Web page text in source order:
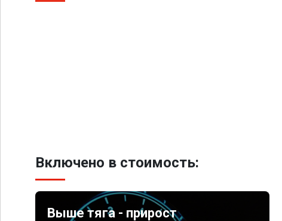
Включено в стоимость:
Выше тяга - прирост